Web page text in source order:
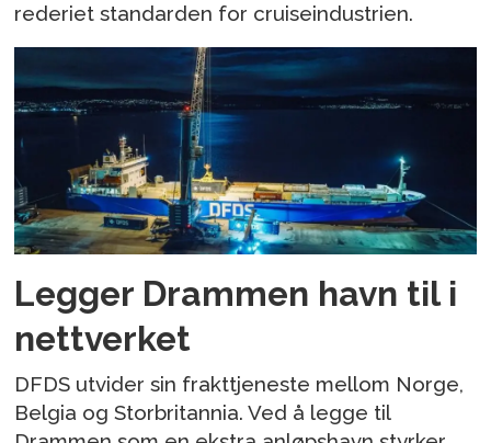
rederiet standarden for cruiseindustrien.
Legger Drammen havn til i
nettverket
DFDS utvider sin frakttjeneste mellom Norge,
Belgia og Storbritannia. Ved å legge til